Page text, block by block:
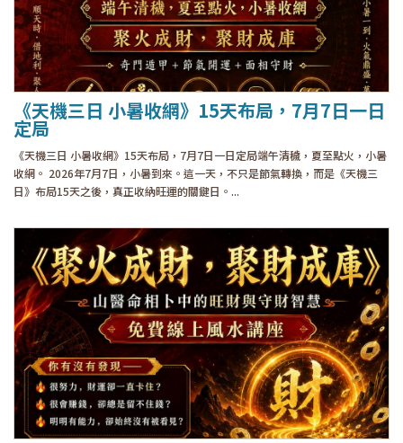
《天機三日 小暑收網》15天布局，7月7日一日
定局
《天機三日 小暑收網》15天布局，7月7日一日定局端午清穢，夏至點火，小暑
收網。 2026年7月7日，小暑到來。這一天，不只是節氣轉換，而是《天機三
日》布局15天之後，真正收納旺運的關鍵日。...